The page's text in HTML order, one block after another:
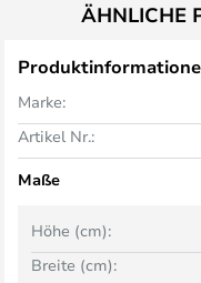
ÄHNLICHE
Marke:
Artikel Nr.:
Maße
Breite (cm):
Höhe (cm):